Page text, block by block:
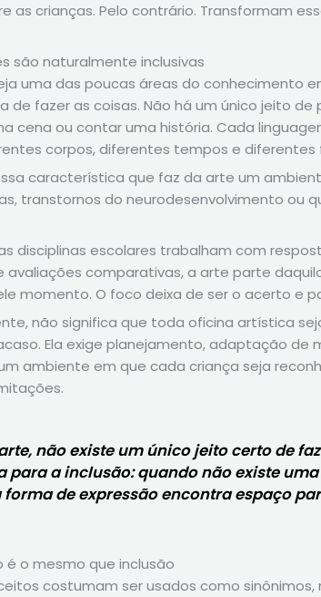
as crianças. Pelo contrário. Transformam
são naturalmente inclusivas
uma das poucas áreas do conhecimento
de fazer as coisas. Não há um único jeito de
cena ou contar uma história. Cada
corpos, diferentes tempos e diferentes
característica que faz da arte um
transtornos do neurodesenvolvimento ou
disciplinas escolares trabalham com
avaliações comparativas, a arte parte
momento. O foco deixa de ser o acerto e
não significa que toda oficina artística
Ela exige planejamento, adaptação de
ambiente em que cada criança seja
não existe um único jeito certo de
para a inclusão: quando não existe
forma de expressão encontra espaço
é o mesmo que inclusão
costumam ser usados como